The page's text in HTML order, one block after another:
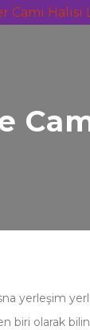
yerleşim
biri olarak